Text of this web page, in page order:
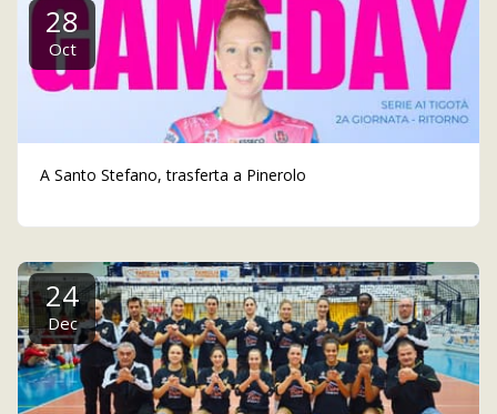
28
Oct
A Santo Stefano, trasferta a Pinerolo
24
Dec